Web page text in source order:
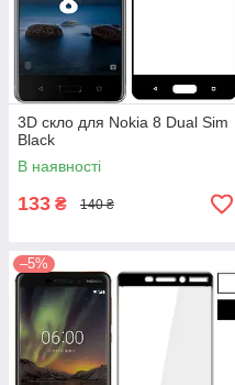
3D скло для Nokia 8 Dual Sim
Black
В наявності
133 ₴ 140 ₴
–5%